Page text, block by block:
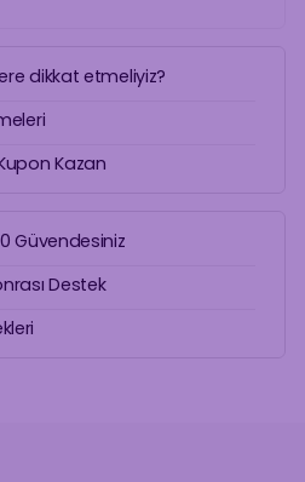
dikkat etmeliyiz?
Kazan
Güvendesiniz
Destek